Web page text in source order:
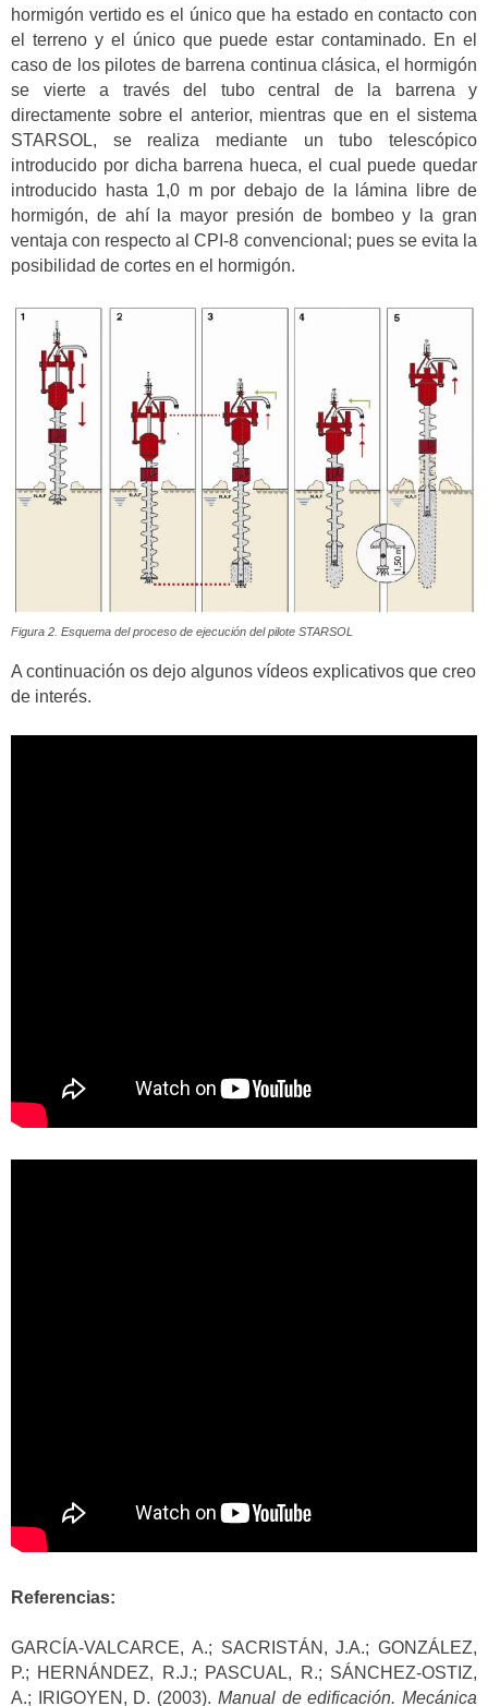
hormigón vertido es el único que ha estado en contacto con
el terreno y el único que puede estar contaminado. En el
caso de los pilotes de barrena continua clásica, el hormigón
se vierte a través del tubo central de la barrena y
directamente sobre el anterior, mientras que en el sistema
STARSOL, se realiza mediante un tubo telescópico
introducido por dicha barrena hueca, el cual puede quedar
introducido hasta 1,0 m por debajo de la lámina libre de
hormigón, de ahí la mayor presión de bombeo y la gran
ventaja con respecto al CPI-8 convencional; pues se evita la
posibilidad de cortes en el hormigón.
Figura 2. Esquema del proceso de ejecución del pilote STARSOL
A continuación os dejo algunos vídeos explicativos que creo
de interés.
Referencias:
GARCÍA-VALCARCE, A.; SACRISTÁN, J.A.; GONZÁLEZ,
P.; HERNÁNDEZ, R.J.; PASCUAL, R.; SÁNCHEZ-OSTIZ,
A.; IRIGOYEN, D. (2003). Manual de edificación. Mecánica